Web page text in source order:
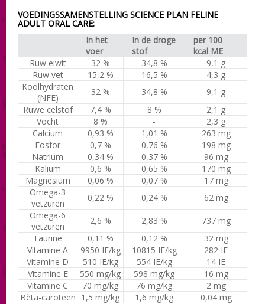
VOEDINGSSAMENSTELLING SCIENCE PLAN FELINE
ADULT ORAL CARE:
In het
voer
In de droge
stof
per 100
kcal ME
Ruw eiwit
32 % 34,8 %
9,1 g
Ruw vet
15,2 % 16,5 %
4,3 g
Koolhydraten
(NFE)
32 % 34,8 %
9,1 g
Ruwe celstof
7,4 % 8 %
2,1 g
Vocht
8 % -
2,3 g
Calcium
0,93 % 1,01 %
263 mg
Fosfor
0,7 % 0,76 %
198 mg
Natrium
0,34 % 0,37 %
96 mg
Kalium
0,6 % 0,65 %
170 mg
Magnesium
0,06 % 0,07 %
17 mg
Omega-3
vetzuren
0,22 % 0,24 %
62 mg
Omega-6
vetzuren
2,6 % 2,83 %
737 mg
Taurine
0,11 % 0,12 %
32 mg
Vitamine A
9950 IE/kg 10815 IE/kg
282 IE
Vitamine D
510 IE/kg 554 IE/kg
14 IE
Vitamine E
550 mg/kg 598 mg/kg
16 mg
Vitamine C
70 mg/kg 76 mg/kg
2 mg
Bèta-caroteen 1,5 mg/kg 1,6 mg/kg 0,04 mg